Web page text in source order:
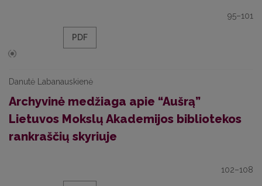
95–101
PDF
Danutė Labanauskienė
Archyvinė medžiaga apie “Aušrą”
Lietuvos Mokslų Akademijos bibliotekos
rankraščių skyriuje
102–108